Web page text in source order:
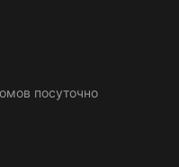
посуточно